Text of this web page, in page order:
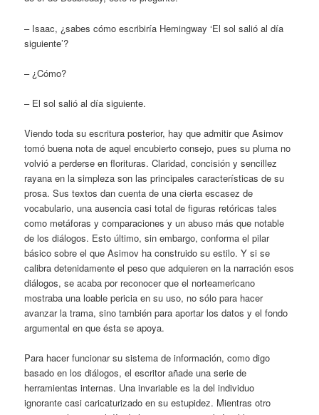
– Isaac, ¿sabes cómo escribiría Hemingway ‘El sol salió al día
siguiente’?
– ¿Cómo?
– El sol salió al día siguiente.
Viendo toda su escritura posterior, hay que admitir que Asimov
tomó buena nota de aquel encubierto consejo, pues su pluma no
volvió a perderse en florituras. Claridad, concisión y sencillez
rayana en la simpleza son las principales características de su
prosa. Sus textos dan cuenta de una cierta escasez de
vocabulario, una ausencia casi total de figuras retóricas tales
como metáforas y comparaciones y un abuso más que notable
de los diálogos. Esto último, sin embargo, conforma el pilar
básico sobre el que Asimov ha construido su estilo. Y si se
calibra detenidamente el peso que adquieren en la narración esos
diálogos, se acaba por reconocer que el norteamericano
mostraba una loable pericia en su uso, no sólo para hacer
avanzar la trama, sino también para aportar los datos y el fondo
argumental en que ésta se apoya.
Para hacer funcionar su sistema de información, como digo
basado en los diálogos, el escritor añade una serie de
herramientas internas. Una invariable es la del individuo
ignorante casi caricaturizado en su estupidez. Mientras otro